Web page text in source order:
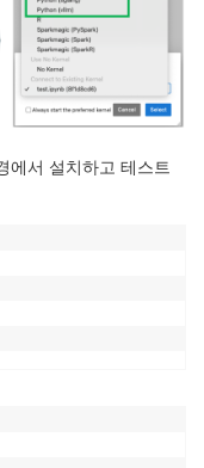
에서 설치하고 테스트